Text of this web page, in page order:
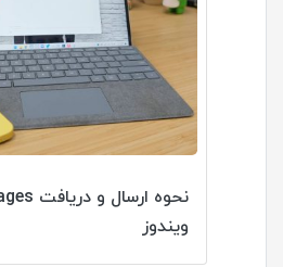
ویندوز